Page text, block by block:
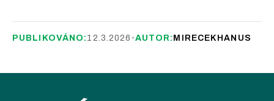
PUBLIKOVÁNO: 12.3.2026 •AUTOR: MIRECEKHANUS